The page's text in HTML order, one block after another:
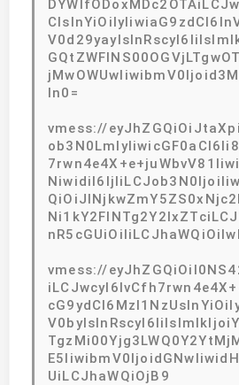
In0=
vmess://
vmess://
UiLCJhaWQiOjB9